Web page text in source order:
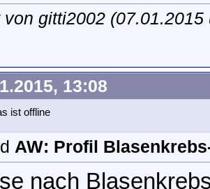
von gitti2002
13:08
AW: Profil
nach